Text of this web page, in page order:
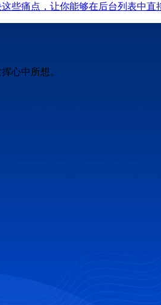
些痛点，让你能够在后台列表中
心中所想。